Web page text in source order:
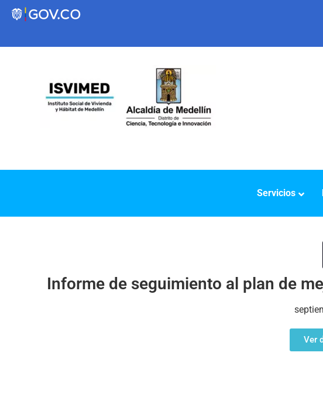
Servicios a la Ciudadanía
Vivienda Nueva
Convocatorias
Servicios
Informe de seguimiento al plan de
Ver